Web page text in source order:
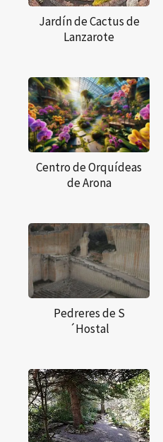
Jardín de Cactus de
Lanzarote
Centro de Orquídeas
de Arona
Pedreres de S
´Hostal